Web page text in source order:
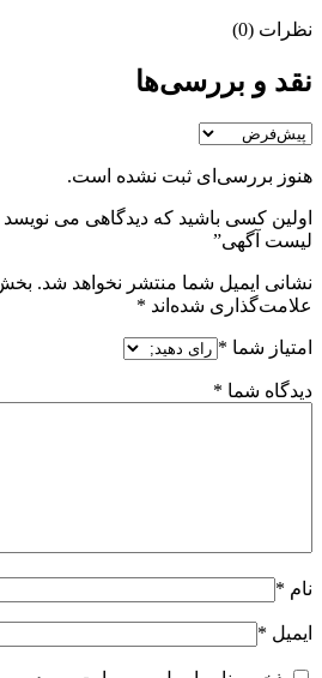
نظرات (0)
نقد و بررسی‌ها
هنوز بررسی‌ای ثبت نشده است.
اولین کسی باشید که دیدگاهی می نویسد
لیست آگهی”
نشانی ایمیل شما منتشر نخواهد شد.
علامت‌گذاری شده‌اند *
امتیاز شما *
دیدگاه شما *
نام *
ایمیل *